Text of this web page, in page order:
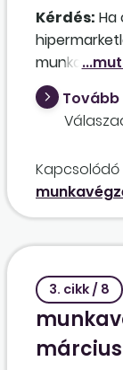
Kérdés: Ha
mivel az
nyitvatartási
vasárnapi
keretében
Kapcsolódó
3. cikk / 8